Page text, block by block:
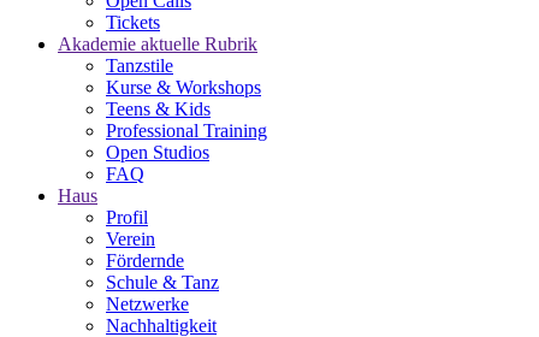
Tickets
Akademie aktuelle Rubrik
Tanzstile
Kurse & Workshops
Teens & Kids
Professional Training
Open Studios
FAQ
Haus
Profil
Verein
Fördernde
Schule & Tanz
Netzwerke
Nachhaltigkeit